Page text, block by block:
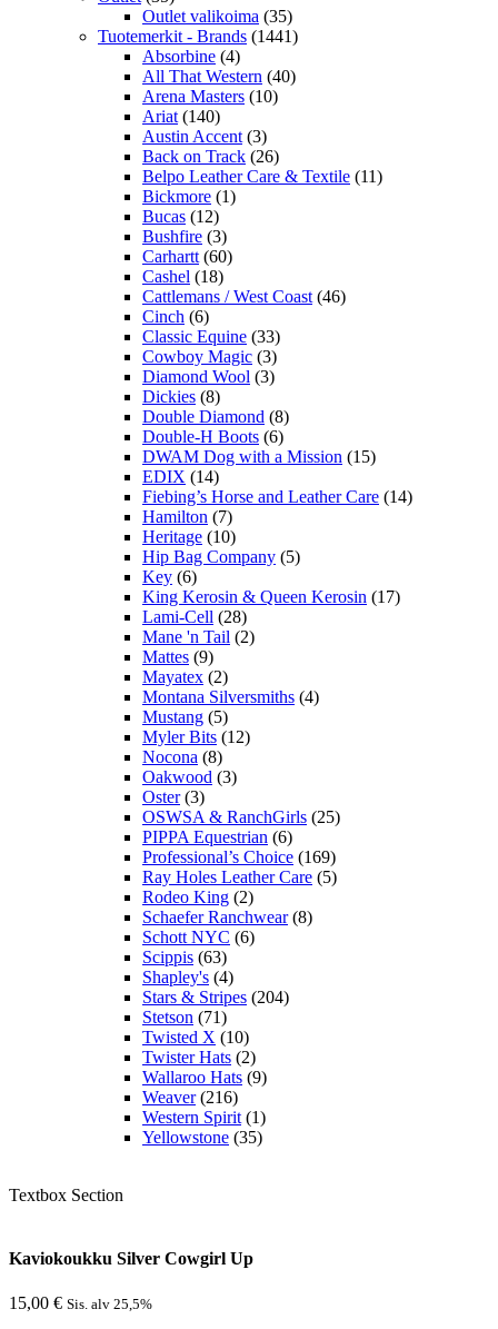
Outlet valikoima (35)
Tuotemerkit - Brands (1441)
Absorbine (4)
All That Western (40)
Arena Masters (10)
Ariat (140)
Austin Accent (3)
Back on Track (26)
Belpo Leather Care & Textile (11)
Bickmore (1)
Bucas (12)
Bushfire (3)
Carhartt (60)
Cashel (18)
Cattlemans / West Coast (46)
Cinch (6)
Classic Equine (33)
Cowboy Magic (3)
Diamond Wool (3)
Dickies (8)
Double Diamond (8)
Double-H Boots (6)
DWAM Dog with a Mission (15)
EDIX (14)
Fiebing’s Horse and Leather Care (14)
Hamilton (7)
Heritage (10)
Hip Bag Company (5)
Key (6)
King Kerosin & Queen Kerosin (17)
Lami-Cell (28)
Mane 'n Tail (2)
Mattes (9)
Mayatex (2)
Montana Silversmiths (4)
Mustang (5)
Myler Bits (12)
Nocona (8)
Oakwood (3)
Oster (3)
OSWSA & RanchGirls (25)
PIPPA Equestrian (6)
Professional’s Choice (169)
Ray Holes Leather Care (5)
Rodeo King (2)
Schaefer Ranchwear (8)
Schott NYC (6)
Scippis (63)
Shapley's (4)
Stars & Stripes (204)
Stetson (71)
Twisted X (10)
Twister Hats (2)
Wallaroo Hats (9)
Weaver (216)
Western Spirit (1)
Yellowstone (35)
Textbox Section
Kaviokoukku Silver Cowgirl Up
15,00 € Sis. alv 25,5%